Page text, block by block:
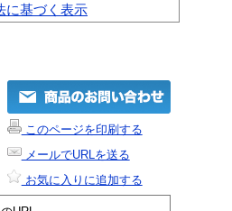
に基づく表示
このページを印刷する
メールでURLを送る
お気に入りに追加する